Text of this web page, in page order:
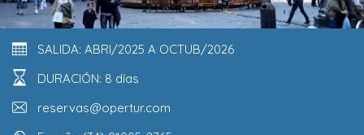
SALIDA: ABRI/2025 A OCTUB/2026
DURACIÓN: 8 días
reservas@opertur.com